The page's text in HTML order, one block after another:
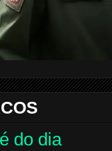
do dia